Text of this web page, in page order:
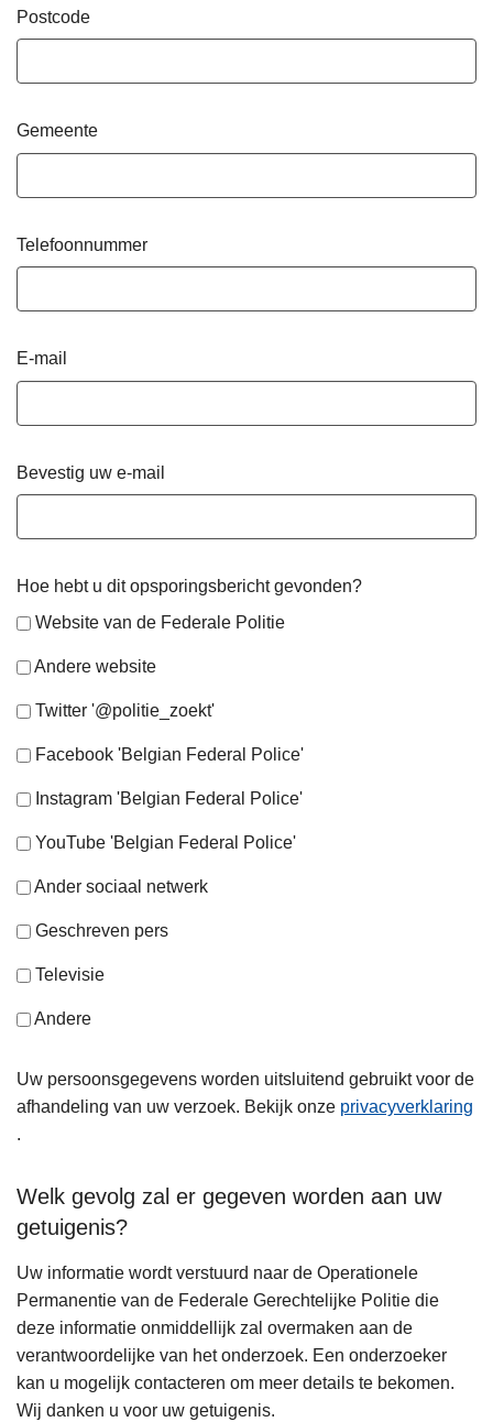
Postcode
Gemeente
Telefoonnummer
E-mail
Bevestig uw e-mail
Hoe hebt u dit opsporingsbericht gevonden?
Website van de Federale Politie
Andere website
Twitter '@politie_zoekt'
Facebook 'Belgian Federal Police'
Instagram 'Belgian Federal Police'
YouTube 'Belgian Federal Police'
Ander sociaal netwerk
Geschreven pers
Televisie
Andere
Uw persoonsgegevens worden uitsluitend gebruikt voor de
afhandeling van uw verzoek. Bekijk onze privacyverklaring
.
Welk gevolg zal er gegeven worden aan uw
getuigenis?
Uw informatie wordt verstuurd naar de Operationele
Permanentie van de Federale Gerechtelijke Politie die
deze informatie onmiddellijk zal overmaken aan de
verantwoordelijke van het onderzoek. Een onderzoeker
kan u mogelijk contacteren om meer details te bekomen.
Wij danken u voor uw getuigenis.